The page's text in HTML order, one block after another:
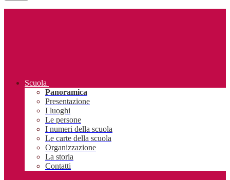
Scuola
Panoramica
Presentazione
I luoghi
Le persone
I numeri della scuola
Le carte della scuola
Organizzazione
La storia
Contatti